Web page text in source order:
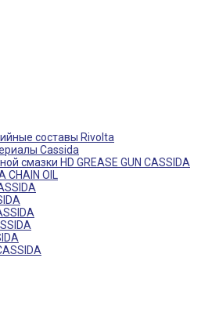
составы Rivolta
Cassida
смазки HD GREASE GUN CASSIDA
OIL